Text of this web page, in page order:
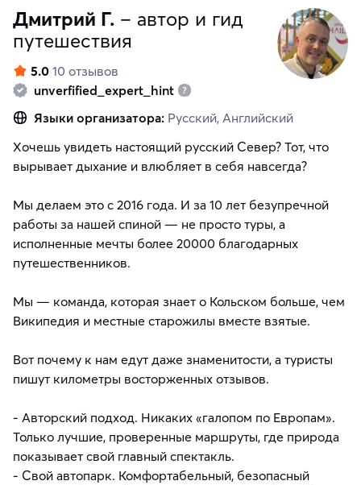
Дмитрий Г. – автор и гид
путешествия
5.0 10 отзывов
unverfified_expert_hint
Языки организатора: Русский, Английский
Хочешь увидеть настоящий русский Север? Тот, что
вырывает дыхание и влюбляет в себя навсегда?
Мы делаем это с 2016 года. И за 10 лет безупречной
работы за нашей спиной — не просто туры, а
исполненные мечты более 20000 благодарных
путешественников.
Мы — команда, которая знает о Кольском больше, чем
Википедия и местные старожилы вместе взятые.
Вот почему к нам едут даже знаменитости, а туристы
пишут километры восторженных отзывов.
- Авторский подход. Никаких «галопом по Европам».
Только лучшие, проверенные маршруты, где природа
показывает свой главный спектакль.
- Свой автопарк. Комфортабельный, безопасный